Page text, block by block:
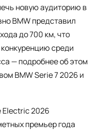
новую аудиторию в
BMW представил
до 700 км, что
среди
— подробнее об этом
BMW Serie 7 2026 и
Electric 2026
премьер года